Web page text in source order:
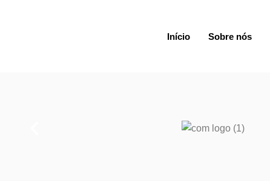
Início Sobre nós